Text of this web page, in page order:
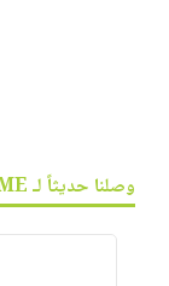
وصلنا حديثاً لـ REMEMBER ME :